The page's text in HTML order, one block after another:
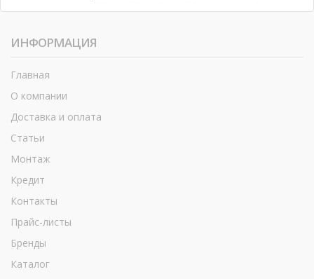
ИНФОРМАЦИЯ
Главная
О компании
Доставка и оплата
Статьи
Монтаж
Кредит
Контакты
Прайс-листы
Бренды
Каталог